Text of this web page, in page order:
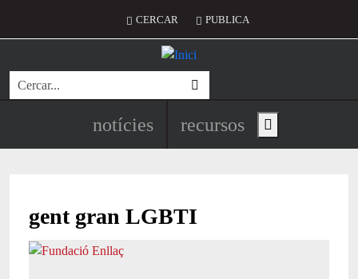
Menú del compte d'usuari
CERCAR PUBLICA
Cerca
Navegació principal de
notícies recursos Show main menu
gent gran LGBTI